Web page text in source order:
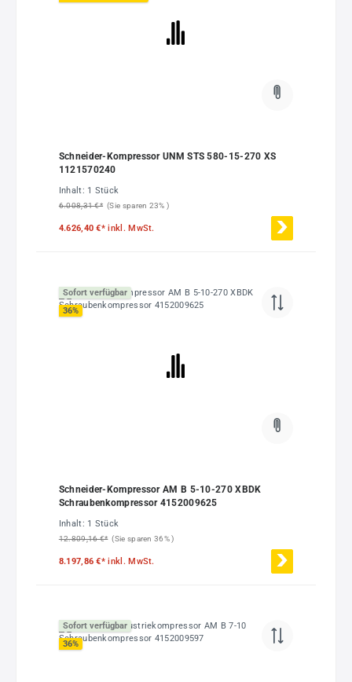
Schneider-Kompressor UNM STS 580-15-270 XS
1121570240
Inhalt: 1 Stück
6.008,31 €* (Sie sparen 23% )
4.626,40 €*inkl. MwSt.
Sofort verfügbar
36%
Schneider-Kompressor AM B 5-10-270 XBDK
Schraubenkompressor 4152009625
Inhalt: 1 Stück
12.809,16 €* (Sie sparen 36% )
8.197,86 €*inkl. MwSt.
Sofort verfügbar
36%